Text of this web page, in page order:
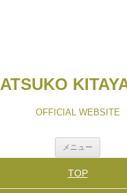
ATSUKO
OFFICIAL WEBSITE
メニュー
ツ
TOP